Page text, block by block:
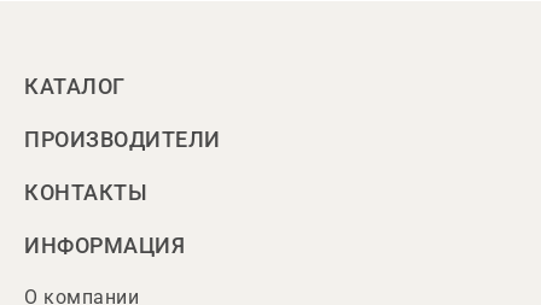
КАТАЛОГ
ПРОИЗВОДИТЕЛИ
КОНТАКТЫ
ИНФОРМАЦИЯ
О компании